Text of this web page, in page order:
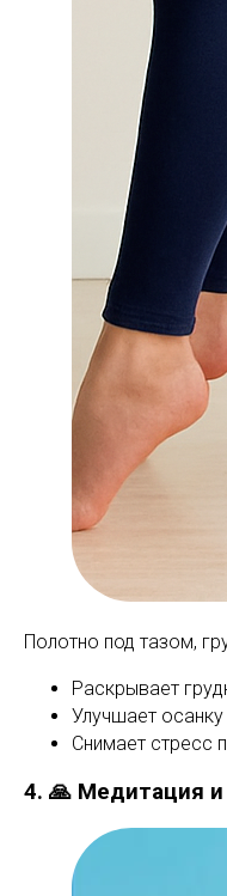
Полотно под тазом,
Раскрывает
Улучшает осанку
Снимает стресс
4. 🙏 Медитация и